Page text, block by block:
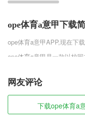
ope体育a意甲下载
ope体育a意甲APP,现在下
ope体育a意甲是一款以校
游戏，进入游戏后你将与
拯救人类，无尽的荒魂大
漫故事完美还原，丰富酷
你来一手掌控!
ope体育a意甲软件
网友评论
下载ope体育a